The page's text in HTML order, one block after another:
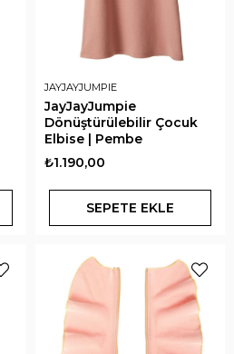
JAYJAYJUMPIE
JayJayJumpie
Dönüştürülebilir Çocuk
Elbise | Pembe
₺1.190,00
SEPETE EKLE